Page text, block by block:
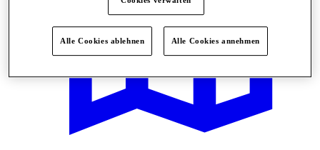
Alle Cookies ablehnen Alle Cookies annehmen